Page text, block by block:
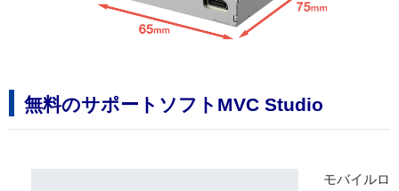
無料のサポートソフトMVC Studio
モバイルロ